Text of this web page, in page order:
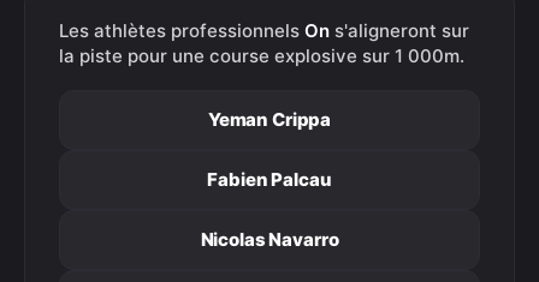
Les athlètes professionnels On s'aligneront sur
la piste pour une course explosive sur 1 000m.
Yeman Crippa
Fabien Palcau
Nicolas Navarro